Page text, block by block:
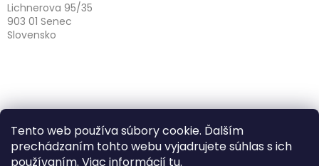
Tento web používa súbory cookie. Ďalším
prechádzaním tohto webu vyjadrujete súhlas s ich
používaním. Viac informácií tu.
Lichnerova 95/35
903 01 Senec
Slovensko